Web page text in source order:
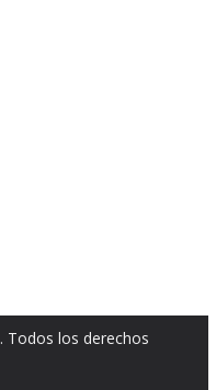
. Todos los derechos